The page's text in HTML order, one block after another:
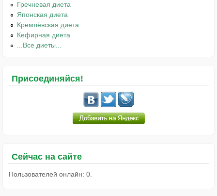
Гречневая диета
Японская диета
Кремлёвская диета
Кефирная диета
...Все диеты...
Присоединяйся!
Сейчас на сайте
Пользователей онлайн: 0.